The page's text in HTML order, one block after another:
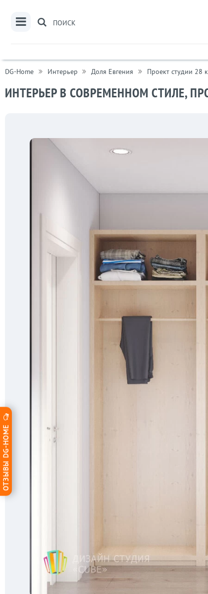
ОТЗЫВЫ DG-HOME
ПОИСК
DG-Home Интерьер Доля Евгения Проект студии 28
ИНТЕРЬЕР В СОВРЕМЕННОМ СТИЛЕ,